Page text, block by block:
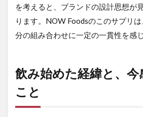
を考えると、ブランドの設計思想が
ります。NOW Foodsのこのサプリ
分の組み合わせに一定の一貫性を感じ
飲み始めた経緯と、今
こと